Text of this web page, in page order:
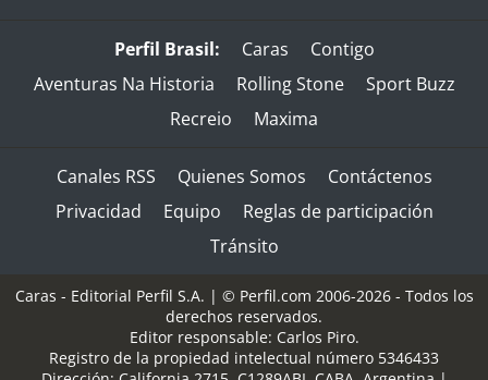
Perfil Brasil: Caras
Contigo
Aventuras Na Historia
Rolling Stone
Sport Buzz
Recreio
Maxima
Canales RSS Quienes Somos
Contáctenos
Privacidad
Equipo
Reglas de participación
Tránsito
Caras - Editorial Perfil S.A. | © Perfil.com 2006-2026 - Todos los
derechos reservados.
Editor responsable: Carlos Piro.
Registro de la propiedad intelectual número 5346433